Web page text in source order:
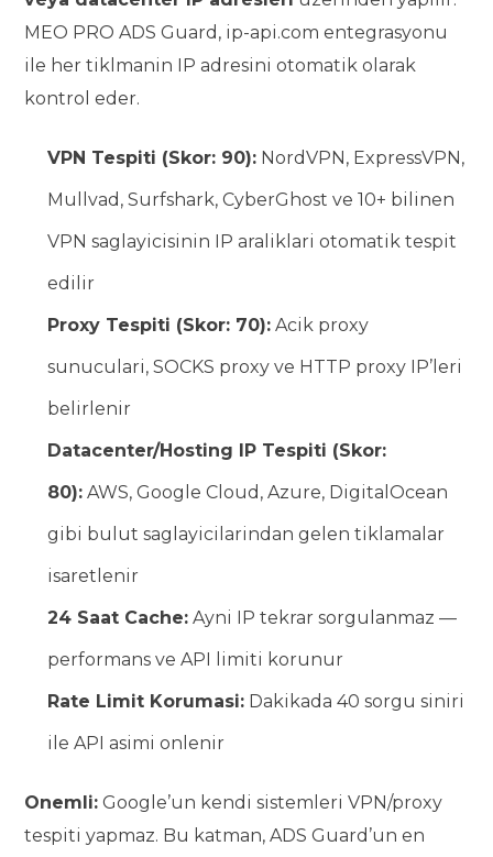
MEO PRO ADS Guard, ip-api.com entegrasyonu
ile her tiklmanin IP adresini otomatik olarak
kontrol eder.
VPN Tespiti (Skor: 90): NordVPN, ExpressVPN,
Mullvad, Surfshark, CyberGhost ve 10+ bilinen
VPN saglayicisinin IP araliklari otomatik tespit
edilir
Proxy Tespiti (Skor: 70): Acik proxy
sunuculari, SOCKS proxy ve HTTP proxy IP’leri
belirlenir
Datacenter/Hosting IP Tespiti (Skor:
80): AWS, Google Cloud, Azure, DigitalOcean
gibi bulut saglayicilarindan gelen tiklamalar
isaretlenir
24 Saat Cache: Ayni IP tekrar sorgulanmaz —
performans ve API limiti korunur
Rate Limit Korumasi: Dakikada 40 sorgu siniri
ile API asimi onlenir
Onemli: Google’un kendi sistemleri VPN/proxy
tespiti yapmaz. Bu katman, ADS Guard’un en